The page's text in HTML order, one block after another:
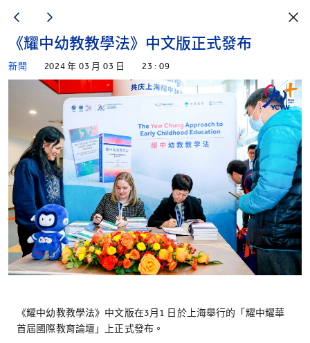
《耀中幼教教學法》中文版正式發布
新聞 2024 年 03 月 03 日 23 : 09
《耀中幼教教學法》中文版在3月1 日於上海舉行的「耀中耀華
首屆國際教育論壇」上正式發布。